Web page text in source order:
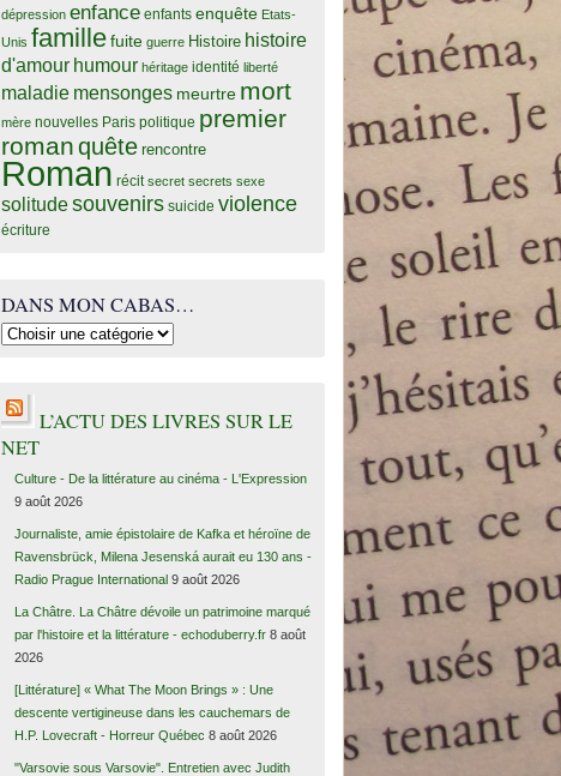
dépression enfance enfants enquête Etats-
Unis famillefuite guerre Histoire histoire
d'amour humour héritage identité liberté
maladie mensonges meurtre mort
mère nouvelles Paris politique premier
romanquête rencontre
Roman récit secret secrets sexe
solitudesouvenirs suicide violence
écriture
DANS MON CABAS…
L’ACTU DES LIVRES SUR LE
NET
Culture - De la littérature au cinéma - L'Expression
9 août 2026
Journaliste, amie épistolaire de Kafka et héroïne de
Ravensbrück, Milena Jesenská aurait eu 130 ans -
Radio Prague International 9 août 2026
La Châtre. La Châtre dévoile un patrimoine marqué
par l'histoire et la littérature - echoduberry.fr 8 août
2026
[Littérature] « What The Moon Brings » : Une
descente vertigineuse dans les cauchemars de
H.P. Lovecraft - Horreur Québec 8 août 2026
"Varsovie sous Varsovie". Entretien avec Judith